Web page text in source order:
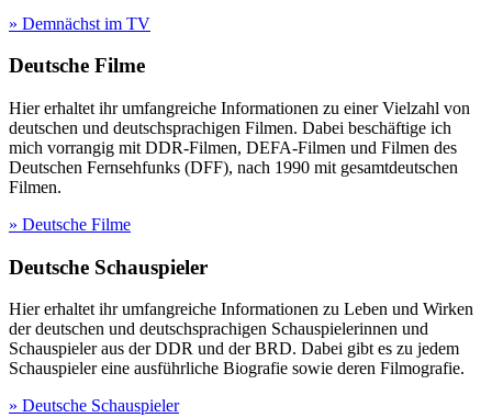
» Demnächst im TV
Deutsche Filme
Hier erhaltet ihr umfangreiche Informationen zu einer Vielzahl von
deutschen und deutschsprachigen Filmen. Dabei beschäftige ich
mich vorrangig mit DDR-Filmen, DEFA-Filmen und Filmen des
Deutschen Fernsehfunks (DFF), nach 1990 mit gesamtdeutschen
Filmen.
» Deutsche Filme
Deutsche Schauspieler
Hier erhaltet ihr umfangreiche Informationen zu Leben und Wirken
der deutschen und deutschsprachigen Schauspielerinnen und
Schauspieler aus der DDR und der BRD. Dabei gibt es zu jedem
Schauspieler eine ausführliche Biografie sowie deren Filmografie.
» Deutsche Schauspieler